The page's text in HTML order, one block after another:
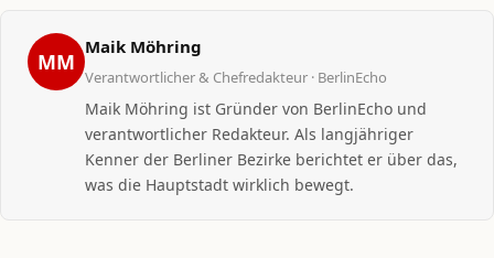
MM
Maik Möhring
Verantwortlicher & Chefredakteur · BerlinEcho
Maik Möhring ist Gründer von BerlinEcho und
verantwortlicher Redakteur. Als langjähriger
Kenner der Berliner Bezirke berichtet er über das,
was die Hauptstadt wirklich bewegt.